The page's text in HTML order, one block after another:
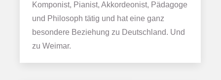
Komponist, Pianist, Akkordeonist, Pädagoge
und Philosoph tätig und hat eine ganz
besondere Beziehung zu Deutschland. Und
zu Weimar.